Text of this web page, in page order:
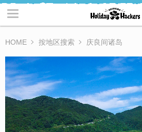
HOME 按地区搜索 庆良间诸岛